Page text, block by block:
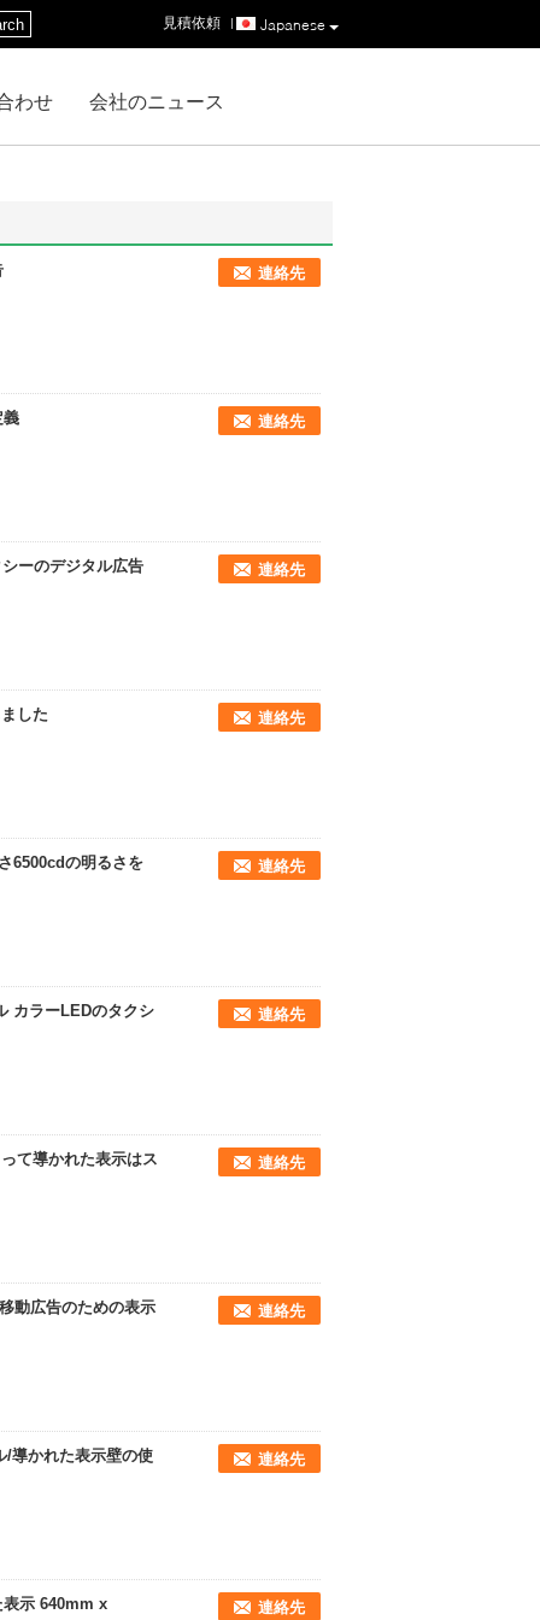
Japanese
見積依頼 |
わせ 会社のニュース
連絡先
義
連絡先
ーのデジタル広告
連絡先
した
連絡先
6500cdの明るさを
連絡先
カラーLEDのタクシ
連絡先
て導かれた表示はス
連絡先
動広告のための表示
連絡先
/導かれた表示壁の使
連絡先
表示 640mm x
連絡先